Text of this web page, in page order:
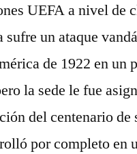
UEFA a nivel de
un ataque
de 1922 en un
la sede le fue
del centenario de
por completo en